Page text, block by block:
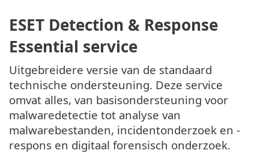
ESET Detection & Response
Essential service
Uitgebreidere versie van de standaard
technische ondersteuning. Deze service
omvat alles, van basisondersteuning voor
malwaredetectie tot analyse van
malwarebestanden, incidentonderzoek en -
respons en digitaal forensisch onderzoek.